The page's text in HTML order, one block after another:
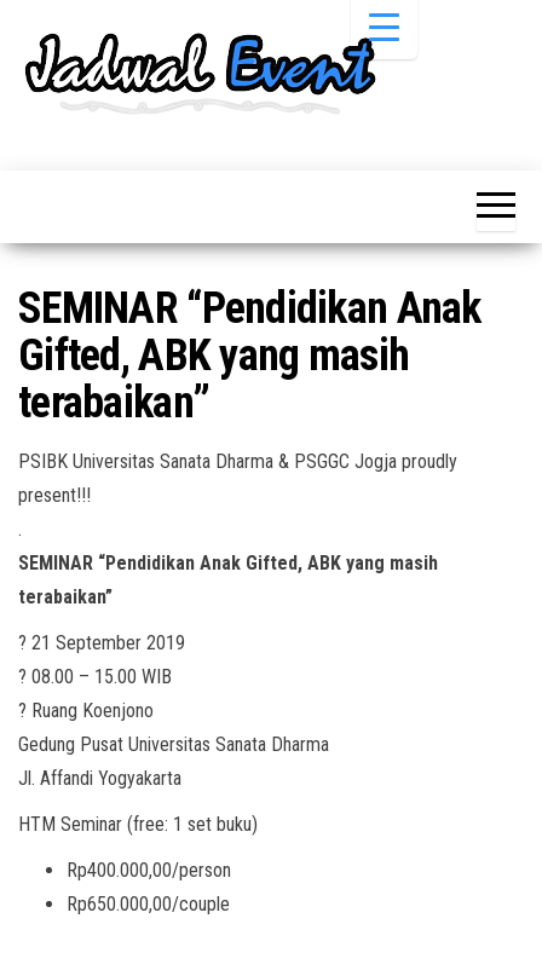
Pameran,
Acara &
Promo
Terbaru
Pameran,
Bazaar,
Workshop,
Job Fair,
Lomba dll.
SEMINAR “Pendidikan Anak
Gifted, ABK yang masih
terabaikan”
PSIBK Universitas Sanata Dharma & PSGGC Jogja proudly
present!!!
.
SEMINAR “Pendidikan Anak Gifted, ABK yang masih
terabaikan”
? 21 September 2019
? 08.00 – 15.00 WIB
? Ruang Koenjono
Gedung Pusat Universitas Sanata Dharma
Jl. Affandi Yogyakarta
HTM Seminar (free: 1 set buku)
Rp400.000,00/person
Rp650.000,00/couple